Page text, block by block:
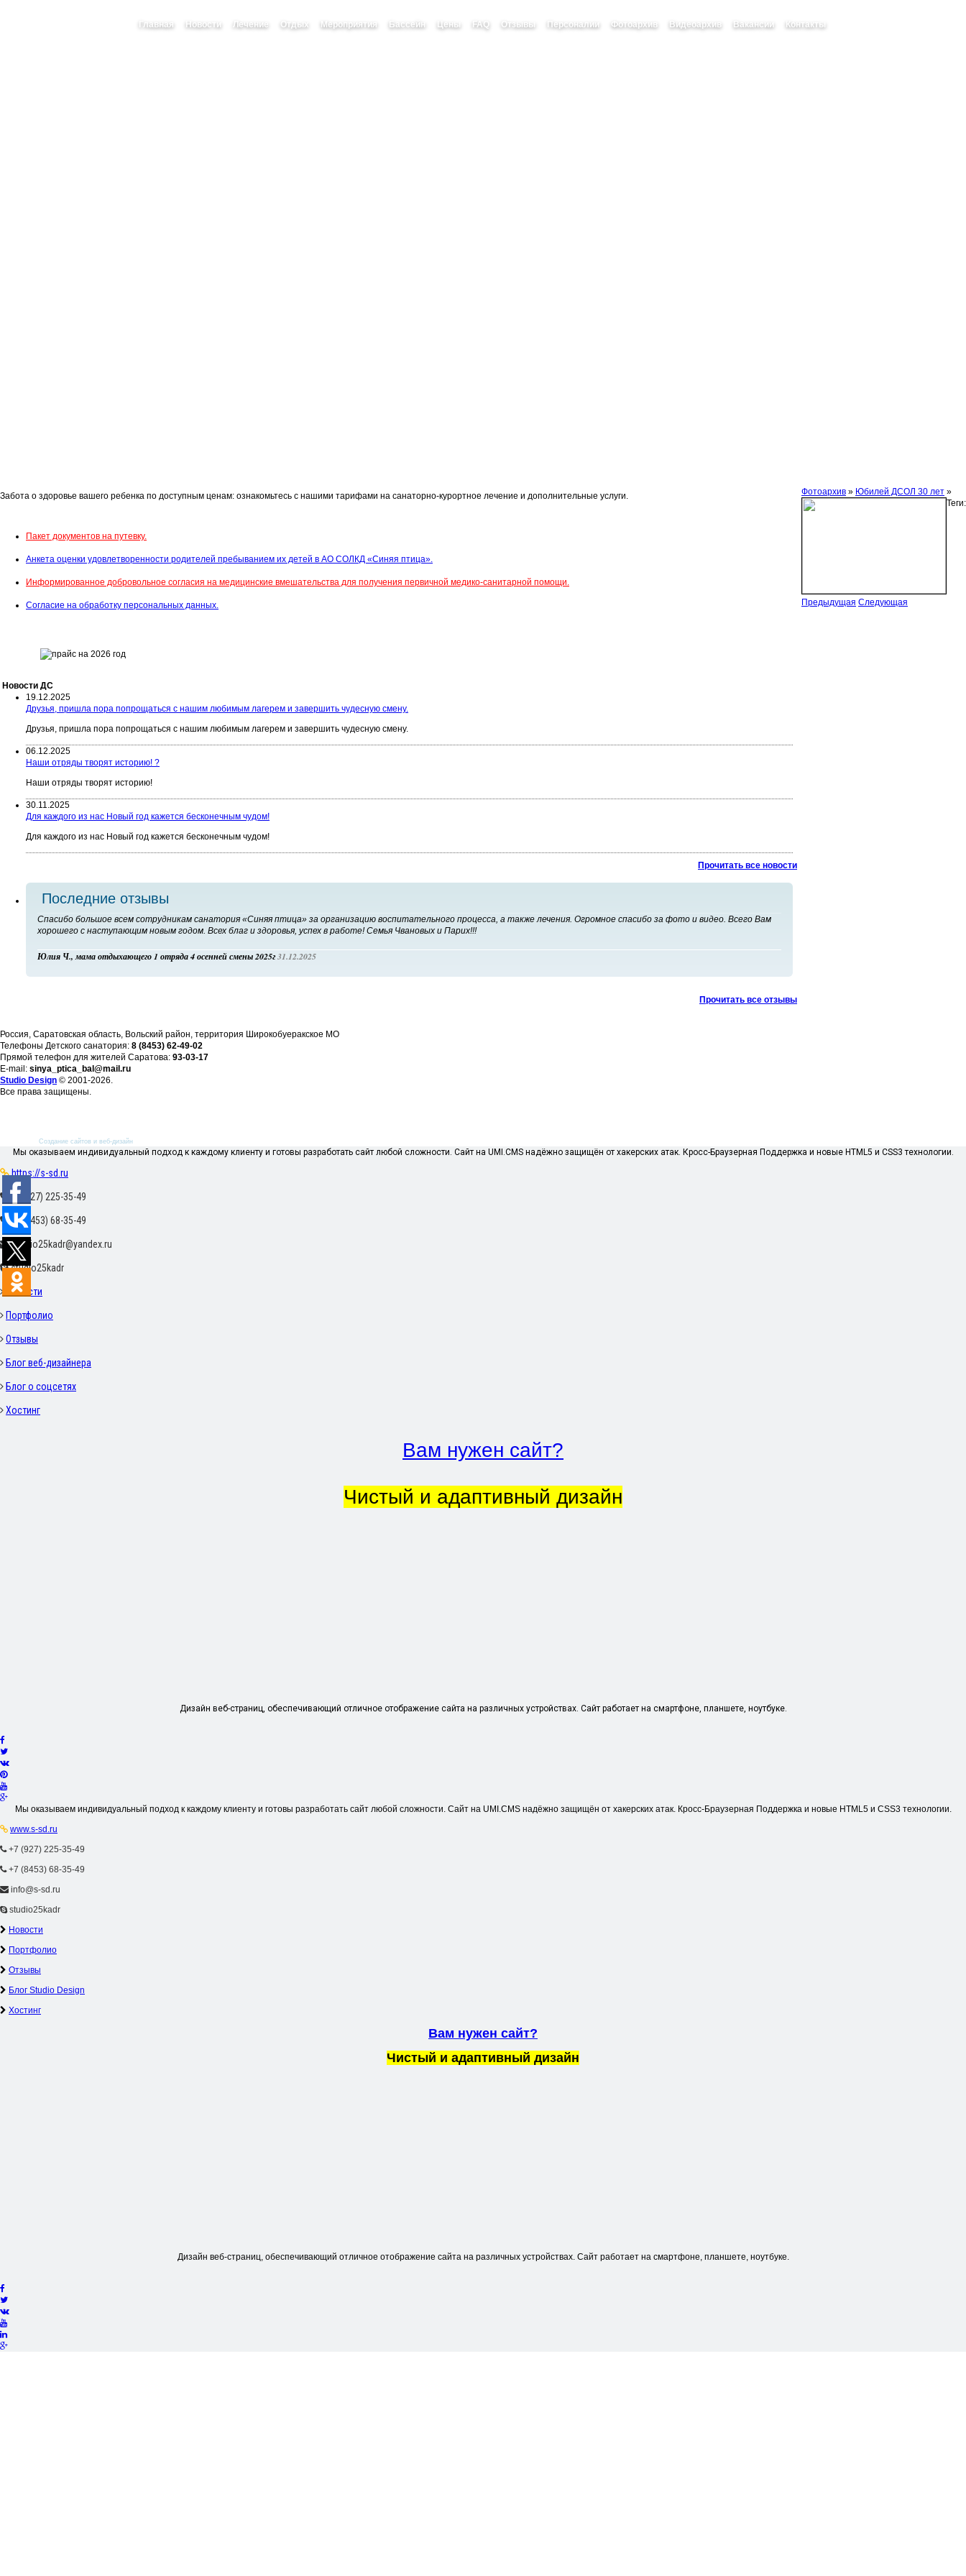
Главная Новости Лечение Отдых Мероприятия Бассейн Цены FAQ Отзывы Персоналии Фотоархив Видеоархив Вакансии Контакты
Забота о здоровье вашего ребенка по доступным ценам: ознакомьтесь с нашими тарифами на санаторно-курортное лечение и дополнительные услуги.
Пакет документов на путевку.
Анкета оценки удовлетворенности родителей пребыванием их детей в АО СОЛКД «Синяя птица».
Информированное добровольное согласия на медицинские вмешательства для получения первичной медико-санитарной помощи.
Согласие на обработку персональных данных.
Новости ДC
19.12.2025
Друзья, пришла пора попрощаться с нашим любимым лагерем и завершить чудесную смену.
Друзья, пришла пора попрощаться с нашим любимым лагерем и завершить чудесную смену.
06.12.2025
Наши отряды творят историю! ?
Наши отряды творят историю!
30.11.2025
Для каждого из нас Новый год кажется бесконечным чудом!
Для каждого из нас Новый год кажется бесконечным чудом!
Прочитать все новости
Последние отзывы
Спасибо большое всем сотрудникам санатория «Синяя птица» за организацию воспитательного процесса, а также лечения. Огромное спасибо за фото и видео. Всего Вам
хорошего с наступающим новым годом. Всех благ и здоровья, успех в работе! Семья Чвановых и Парих!!!
Юлия Ч., мама отдыхающего 1 отряда 4 осенней смены 2025г31.12.2025
Прочитать все отзывы
Фотоархив » Юбилей ДСОЛ 30 лет »
Теги:
Предыдущая Следующая
Россия, Саратовская область, Вольский район, территория Широкобуеракское МО
Телефоны Детского санатория: 8 (8453) 62-49-02
Прямой телефон для жителей Саратова: 93-03-17
E-mail: sinya_ptica_bal@mail.ru
Studio Design © 2001-2026.
Все права защищены.
Создание сайтов и веб-дизайн
Мы оказываем индивидуальный подход к каждому клиенту и готовы разработать сайт любой сложности. Сайт на UMI.CMS надёжно защищён от хакерских атак. Кросс-Браузерная Поддержка и новые HTML5 и CSS3 технологии.
https://s-sd.ru
+7 (927) 225-35-49
+7 (8453) 68-35-49
studio25kadr@yandex.ru
studio25kadr
Новости
Портфолио
Отзывы
Блог веб-дизайнера
Блог о соцсетях
Хостинг
Вам нужен сайт?
Чистый и адаптивный дизайн
Дизайн веб-страниц, обеспечивающий отличное отображение сайта на различных устройствах. Сайт работает на смартфоне, планшете, ноутбуке.
Мы оказываем индивидуальный подход к каждому клиенту и готовы разработать сайт любой сложности. Сайт на UMI.CMS надёжно защищён от хакерских атак. Кросс-Браузерная Поддержка и новые HTML5 и CSS3 технологии.
www.s-sd.ru
+7 (927) 225-35-49
+7 (8453) 68-35-49
info@s-sd.ru
studio25kadr
Новости
Портфолио
Отзывы
Блог Studio Design
Хостинг
Вам нужен сайт?
Чистый и адаптивный дизайн
Дизайн веб-страниц, обеспечивающий отличное отображение сайта на различных устройствах. Сайт работает на смартфоне, планшете, ноутбуке.